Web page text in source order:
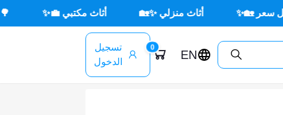
✨🏡 أثاث مكتبي 💼✨ 🌳 أثاث خارجي ☀️🪑
EN
0
تسجيل
الدخول